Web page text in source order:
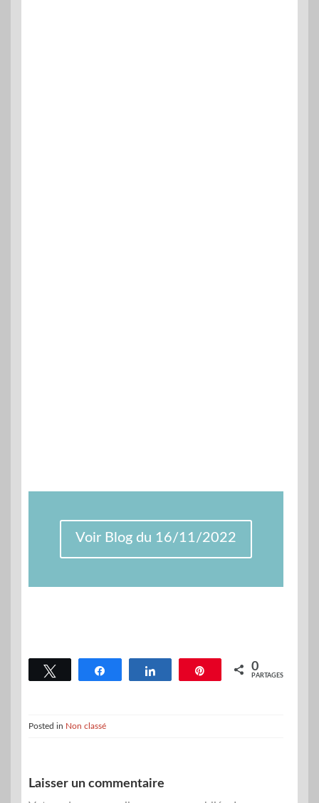
Voir Blog du 16/11/2022
Tweetez Partagez Partagez Épingle 0
PARTAGES
Posted in Non classé
Laisser un commentaire